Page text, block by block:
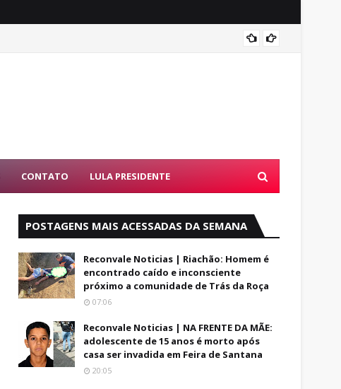
CONTATO LULA PRESIDENTE
POSTAGENS MAIS ACESSADAS DA SEMANA
Reconvale Noticias | Riachão: Homem é
encontrado caído e inconsciente
próximo a comunidade de Trás da Roça
07:06
Reconvale Noticias | NA FRENTE DA MÃE:
adolescente de 15 anos é morto após
casa ser invadida em Feira de Santana
20:05